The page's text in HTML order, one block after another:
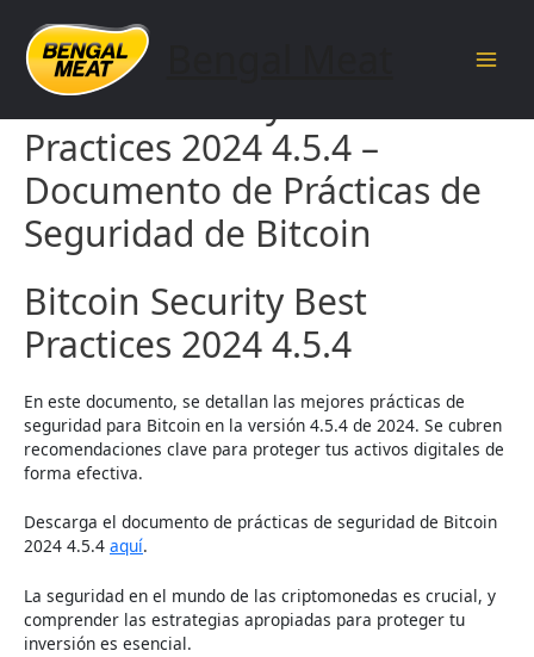
content
Bitcoin Security Best
Practices 2024 4.5.4 –
Documento de Prácticas de
Seguridad de Bitcoin
Bitcoin Security Best
Practices 2024 4.5.4
En este documento, se detallan las mejores prácticas de
seguridad para Bitcoin en la versión 4.5.4 de 2024. Se cubren
recomendaciones clave para proteger tus activos digitales de
forma efectiva.
Descarga el documento de prácticas de seguridad de Bitcoin
2024 4.5.4 aquí.
La seguridad en el mundo de las criptomonedas es crucial, y
comprender las estrategias apropiadas para proteger tu
inversión es esencial.